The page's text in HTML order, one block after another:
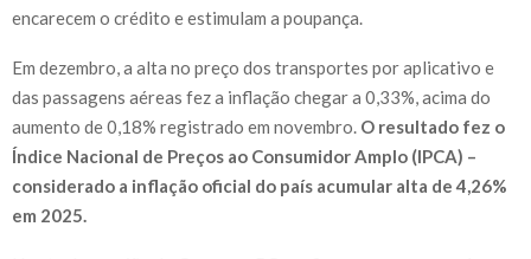
encarecem o crédito e estimulam a poupança.
Em dezembro, a alta no preço dos transportes por aplicativo e
das passagens aéreas fez a inflação chegar a 0,33%, acima do
aumento de 0,18% registrado em novembro. O resultado fez o
Índice Nacional de Preços ao Consumidor Amplo (IPCA) –
considerado a inflação oficial do país acumular alta de 4,26%
em 2025.